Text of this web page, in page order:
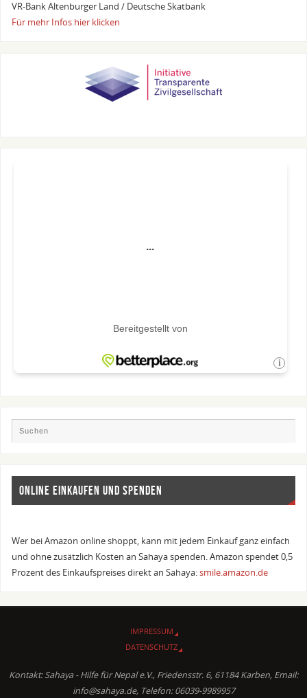
VR-Bank Altenburger Land / Deutsche Skatbank
Für mehr Infos hier klicken
ONLINE EINKAUFEN UND SPENDEN
Wer bei Amazon online shoppt, kann mit jedem Einkauf ganz einfach
und ohne zusätzlich Kosten an Sahaya spenden. Amazon spendet 0,5
Prozent des Einkaufspreises direkt an Sahaya:smile.amazon.de
IMPRESSUM
DATENSCHUTZ
Kontakt: Sahaya - Hilfe für Nepal e.V., Friedensstr. 6, 61184 Karben, Email:
info@sahaya.de, Telefon: 06039-9989957